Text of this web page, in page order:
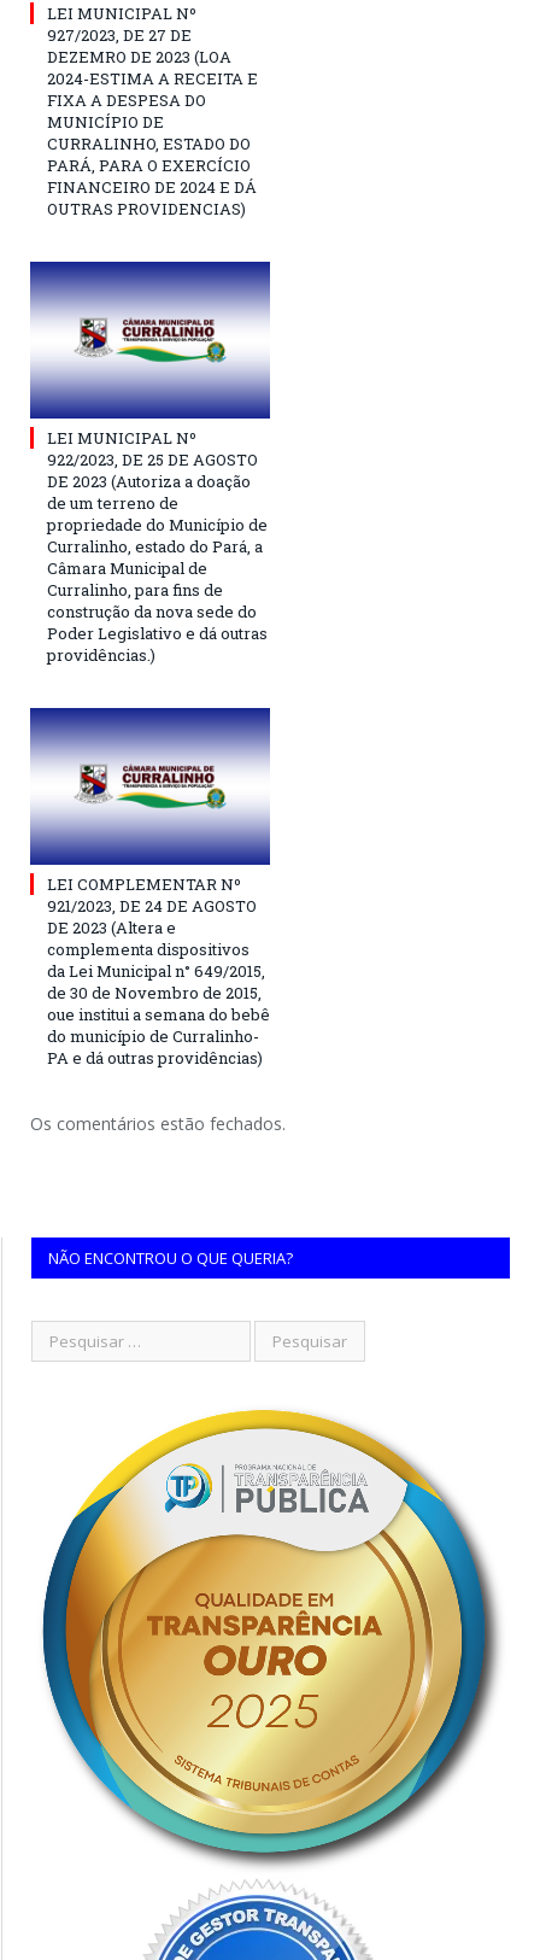
LEI MUNICIPAL Nº
927/2023, DE 27 DE
DEZEMRO DE 2023 (LOA
2024-ESTIMA A RECEITA E
FIXA A DESPESA DO
MUNICÍPIO DE
CURRALINHO, ESTADO DO
PARÁ, PARA O EXERCÍCIO
FINANCEIRO DE 2024 E DÁ
OUTRAS PROVIDENCIAS)
LEI MUNICIPAL Nº
922/2023, DE 25 DE AGOSTO
DE 2023 (Autoriza a doação
de um terreno de
propriedade do Município de
Curralinho, estado do Pará, a
Câmara Municipal de
Curralinho, para fins de
construção da nova sede do
Poder Legislativo e dá outras
providências.)
LEI COMPLEMENTAR Nº
921/2023, DE 24 DE AGOSTO
DE 2023 (Altera e
complementa dispositivos
da Lei Municipal n° 649/2015,
de 30 de Novembro de 2015,
oue institui a semana do bebê
do município de Curralinho-
PA e dá outras providências)
Os comentários estão fechados.
NÃO ENCONTROU O QUE QUERIA?